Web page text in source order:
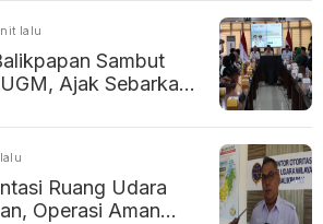
lalu
Sambut
Ajak Sebarkan
Ruang Udara
Operasi Aman